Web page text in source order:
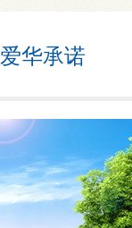
爱华承诺